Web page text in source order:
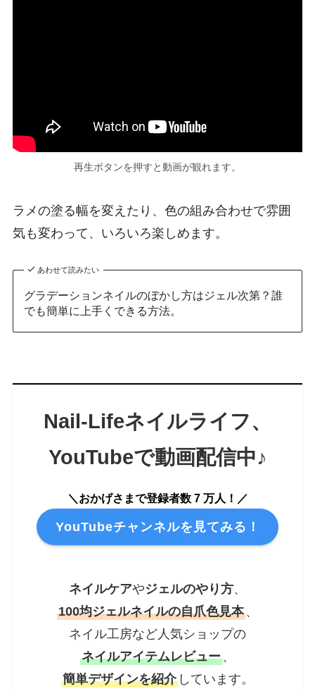
再生ボタンを押すと動画が観れます。
ラメの塗る幅を変えたり、色の組み合わせで雰囲
気も変わって、いろいろ楽しめます。
あわせて読みたい
グラデーションネイルのぼかし方はジェル次第？誰
でも簡単に上手くできる方法。
Nail-Lifeネイルライフ、
YouTubeで動画配信中♪
＼おかげさまで登録者数 7 万人！／
YouTubeチャンネルを見てみる！
ネイルケアやジェルのやり方、
100均ジェルネイルの自爪色見本 、
ネイル工房など人気ショップの
ネイルアイテムレビュー 、
簡単デザインを紹介 しています。